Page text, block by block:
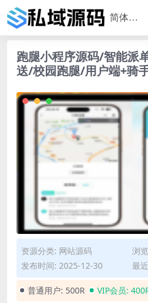
跑腿小程序源码/智能派
送/校园跑腿/用户端+骑
资源分类: 网站源码
浏
发布时间: 2025-12-30
最
普通用户: 500R VIP会员: